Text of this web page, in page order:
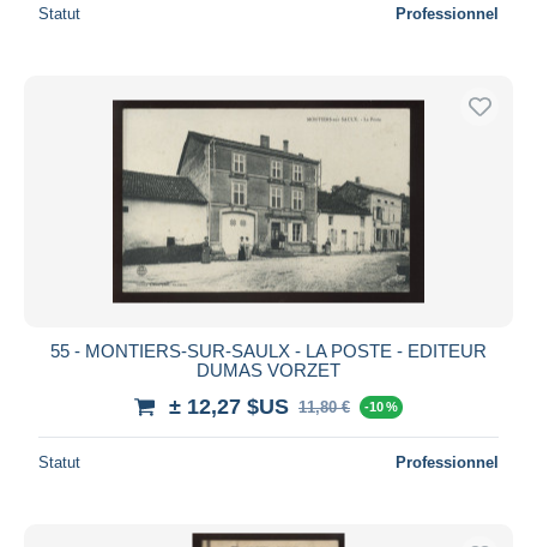
Statut Professionnel
55 - MONTIERS-SUR-SAULX - LA POSTE - EDITEUR
DUMAS VORZET
± 12,27 $US 11,80 € -10 %
Statut Professionnel